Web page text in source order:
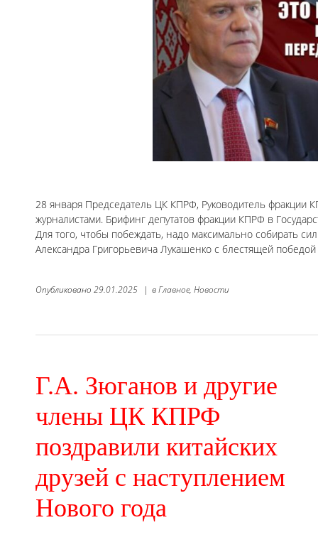
28 января Председатель ЦК КПРФ, Руководитель фракции
журналистами. Брифинг депутатов фракции КПРФ в
Для того, чтобы побеждать, надо максимально собирать
Александра Григорьевича Лукашенко с блестящей
Опубликовано 29.01.2025 | вГлавное, Новости
Г.А. Зюганов и другие
члены ЦК КПРФ
поздравили китайских
друзей с наступлением
Нового года